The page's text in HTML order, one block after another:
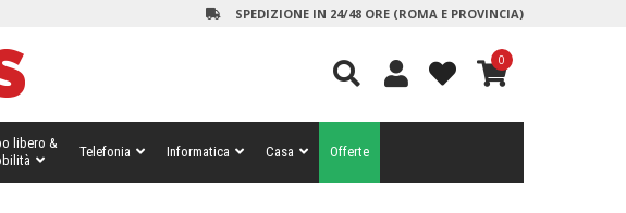
SPEDIZIONE IN 24/48 ORE (ROMA E PROVINCIA)
0
libero &
Telefonia Informatica Casa Offerte